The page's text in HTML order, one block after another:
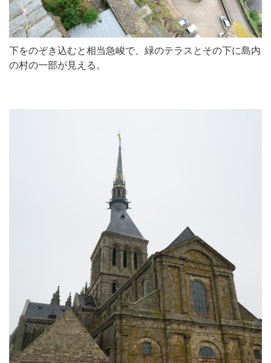
下をのぞき込むと相当急峻で、緑のテラスとその下に島内
の村の一部が見える。